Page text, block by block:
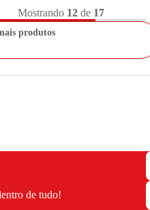
Mostrando 12de 17
produtos
de tudo!